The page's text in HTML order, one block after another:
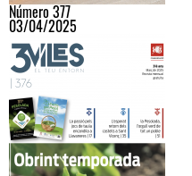
Número 377
03/04/2025